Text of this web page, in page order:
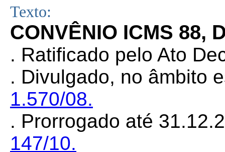
Texto:
CONVÊNIO ICMS 88,
. Ratificado pelo Ato
. Divulgado, no âmbito
1.570/08.
. Prorrogado até
147/10.